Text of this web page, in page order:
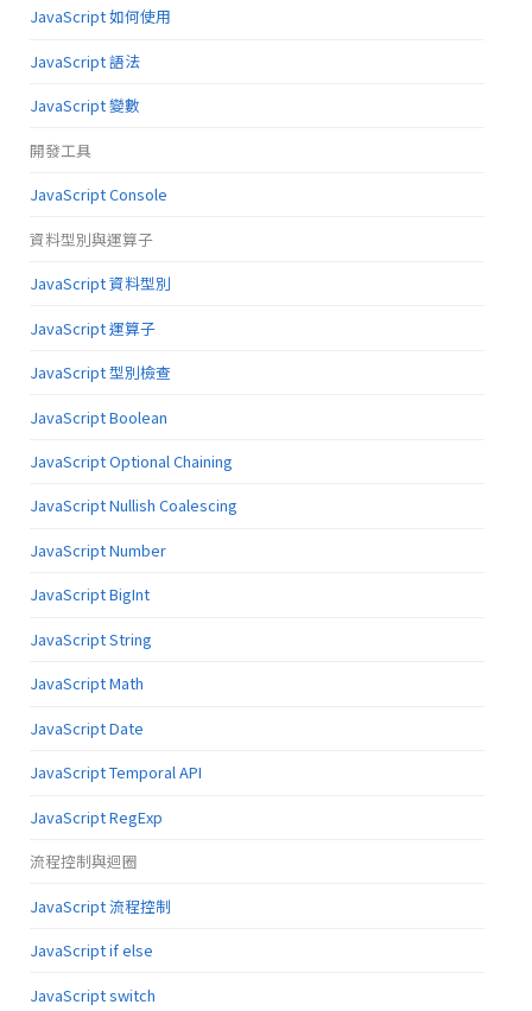
JavaScript 如何使用
JavaScript 語法
JavaScript 變數
開發工具
JavaScript Console
資料型別與運算子
JavaScript 資料型別
JavaScript 運算子
JavaScript 型別檢查
JavaScript Boolean
JavaScript Optional Chaining
JavaScript Nullish Coalescing
JavaScript Number
JavaScript BigInt
JavaScript String
JavaScript Math
JavaScript Date
JavaScript Temporal API
JavaScript RegExp
流程控制與迴圈
JavaScript 流程控制
JavaScript if else
JavaScript switch